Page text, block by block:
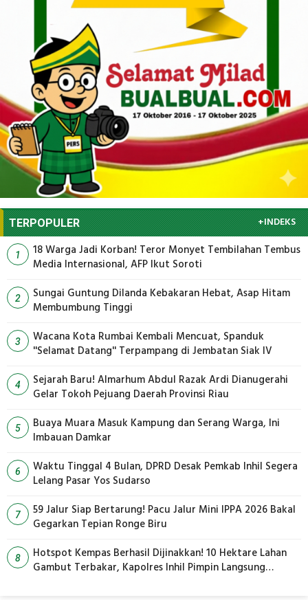
TERPOPULER +INDEKS
1
18 Warga Jadi Korban! Teror Monyet Tembilahan Tembus
Media Internasional, AFP Ikut Soroti
2
Sungai Guntung Dilanda Kebakaran Hebat, Asap Hitam
Membumbung Tinggi
3
Wacana Kota Rumbai Kembali Mencuat, Spanduk
''Selamat Datang'' Terpampang di Jembatan Siak IV
4
Sejarah Baru! Almarhum Abdul Razak Ardi Dianugerahi
Gelar Tokoh Pejuang Daerah Provinsi Riau
5
Buaya Muara Masuk Kampung dan Serang Warga, Ini
Imbauan Damkar
6
Waktu Tinggal 4 Bulan, DPRD Desak Pemkab Inhil Segera
Lelang Pasar Yos Sudarso
7
59 Jalur Siap Bertarung! Pacu Jalur Mini IPPA 2026 Bakal
Gegarkan Tepian Ronge Biru
8
Hotspot Kempas Berhasil Dijinakkan! 10 Hektare Lahan
Gambut Terbakar, Kapolres Inhil Pimpin Langsung